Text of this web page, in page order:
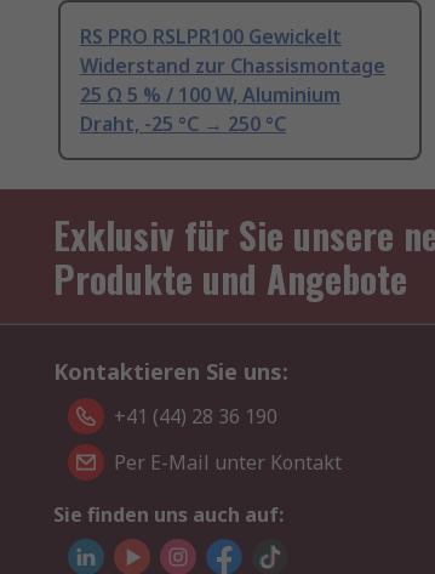
RS PRO RSLPR100 Gewickelt
Widerstand zur Chassismontage
25 Ω 5 % / 100 W, Aluminium
Draht, -25 °C → 250 °C
Exklusiv für Sie unsere
Produkte und Angebote
Kontaktieren Sie uns:
+41 (44) 28 36 190
Per E-Mail unter Kontakt
Sie finden uns auch auf: